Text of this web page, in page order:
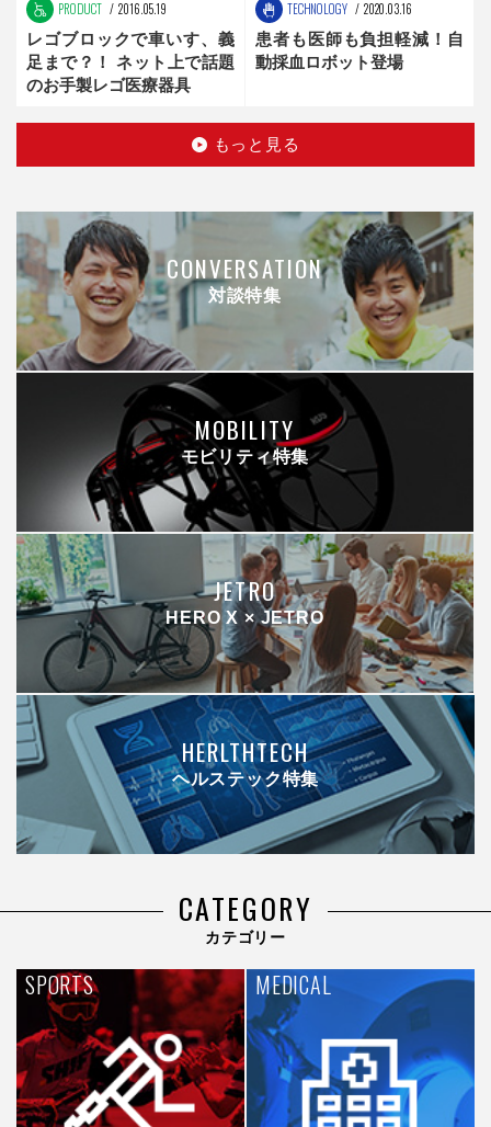
PRODUCT 2016.05.19
レゴブロックで車いす、義
足まで？！ ネット上で話題
のお手製レゴ医療器具
TECHNOLOGY 2020.03.16
患者も医師も負担軽減！自
動採血ロボット登場
もっと見る
CONVERSATION
対談特集
MOBILITY
モビリティ特集
JETRO
HERO X × JETRO
HERLTHTECH
ヘルステック特集
CATEGORY
カテゴリー
SPORTS MEDICAL